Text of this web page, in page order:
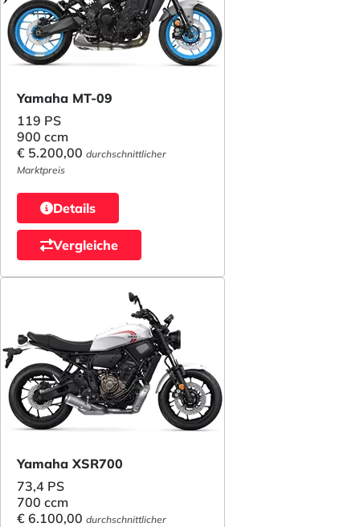
Yamaha MT-09
119 PS
900 ccm
€ 5.200,00 durchschnittlicher
Marktpreis
Details
Vergleiche
Yamaha XSR700
73,4 PS
700 ccm
€ 6.100,00 durchschnittlicher